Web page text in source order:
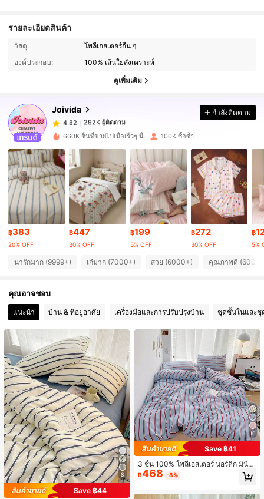
รายละเอียดสินค้า
วัสดุ:
โพลีเอสเตอร์อื่น ๆ
องค์ประกอบ:
100% เส้นใยสังเคราะห์
ดูเพิ่มเติม
Joivida
292K ผู้ติดตาม
4.82 292K ผู้ติดตาม
b***a จ่าย1 วันที่ผ่านมา
4.82 292K ผู้ติดตาม
4.82 292K ผู้ติดตาม
4.82 292K ผู้ติดตาม
4.82 292K ผู้ติดตาม
292K ผู้ติดตาม
4.82 292K ผู้ติดตาม
4.82 292K ผู้ติดตาม
กำลังติดตาม
660K ชิ้นที่ขายไปเมื่อเร็วๆ นี้ 100K ซื้อซ้ำ
฿383
20% OFF
฿447
30% OFF
฿199
5% OFF
฿272
30% OFF
฿
5%
น่ารักมาก (9999+) เก๋มาก (7000+) สวย (6000+) คุณภาพดี
คุณอาจชอบ
แนะนำ บ้าน & ที่อยู่อาศัย เครื่องมือและการปรับปรุงบ้าน ชุดชั้นในและชุ
8
Save ฿44
10
Save ฿41
3 ชิ้น 100% โพลีเอสเตอร์ นอร์ดิก มินิม
อล ลายทางพิมพ์ ชุดปลอกผ้านวม, ปลอ
กหมอน 2 ชิ้น + ปลอกผ้านวม 1 ชิ้น (ไม่
าะสำหรับทุกฤดู
฿468 -8%